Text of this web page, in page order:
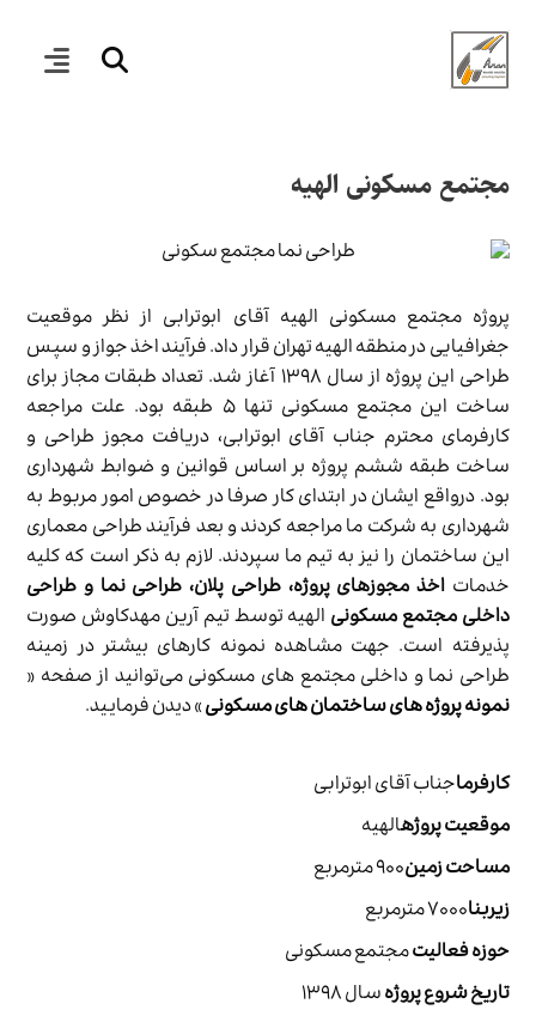
مجتمع مسکونی الهیه
پروژه مجتمع مسکونی الهیه آقای ابوترابی از نظر موقعیت
جغرافیایی در منطقه الهیه تهران قرار داد. فرآیند اخذ جواز و سپس
طراحی این پروژه از سال ۱۳۹۸ آغاز شد. تعداد طبقات مجاز برای
ساخت این مجتمع مسکونی تنها ۵ طبقه بود. علت مراجعه
کارفرمای محترم جناب آقای ابوترابی، دریافت مجوز طراحی و
ساخت طبقه ششم پروژه بر اساس قوانین و ضوابط شهرداری
بود. درواقع ایشان در ابتدای کار صرفا در خصوص امور مربوط به
شهرداری به شرکت ما مراجعه کردند و بعد فرآیند طراحی معماری
این ساختمان را نیز به تیم ما سپردند. لازم به ذکر است که کلیه
خدماتاخذ مجوزهای پروژه، طراحی پلان، طراحی نما و طراحی
داخلی مجتمع مسکونی الهیه توسط تیم آرین مهدکاوش صورت
پذیرفته است. جهت مشاهده نمونه کارهای بیشتر در زمینه
طراحی نما و داخلی مجتمع های مسکونی می‌توانید از صفحه «
نمونه پروژه های ساختمان های مسکونی» دیدن فرمایید.
کارفرماجناب آقای ابوترابی
موقعیت پروژهالهیه
مساحت زمین۹۰۰ مترمربع
زیربنا۷۰۰۰ مترمربع
حوزه فعالیتمجتمع مسکونی
تاریخ شروع پروژهسال ۱۳۹۸